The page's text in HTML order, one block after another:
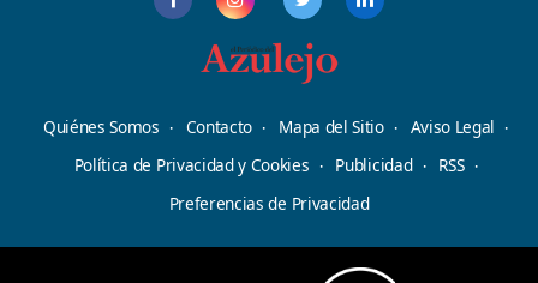
Quiénes Somos Contacto Mapa del Sitio
Aviso Legal
Política de Privacidad y Cookies
Publicidad
RSS
Preferencias de Privacidad